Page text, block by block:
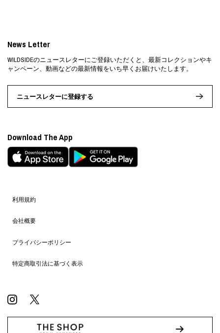
利用規約
会社概要
プライバシーポリシー
特定商取引法に基づく表示
News Letter
WILDSIDEのニュースレターにご登録いただくと、最新コレクションやキ
ャンペーン、動画などの最新情報をいち早くお届けいたします。
ニュースレターに登録する
Download The App